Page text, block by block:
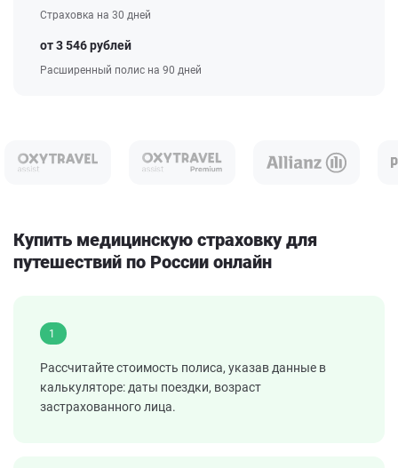
Страховка на 30 дней
от 3 546 рублей
Расширенный полис на 90 дней
Купить медицинскую страховку для
путешествий по России онлайн
1
Рассчитайте стоимость полиса, указав данные в
калькуляторе: даты поездки, возраст
застрахованного лица.